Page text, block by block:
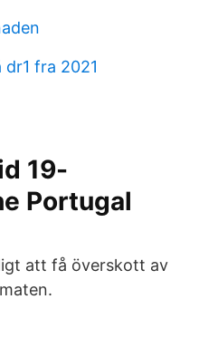
dr1 fra 2021
19-
Portugal
att få överskott av